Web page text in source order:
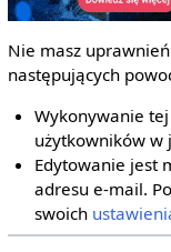
Nie masz
następujących
Wykonywanie
użytkowników
Edytowanie jest
adresu e‐mail.
swoich